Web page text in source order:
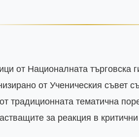
от Националната търговска
от Ученическия съвет
традиционната тематична
за реакция в